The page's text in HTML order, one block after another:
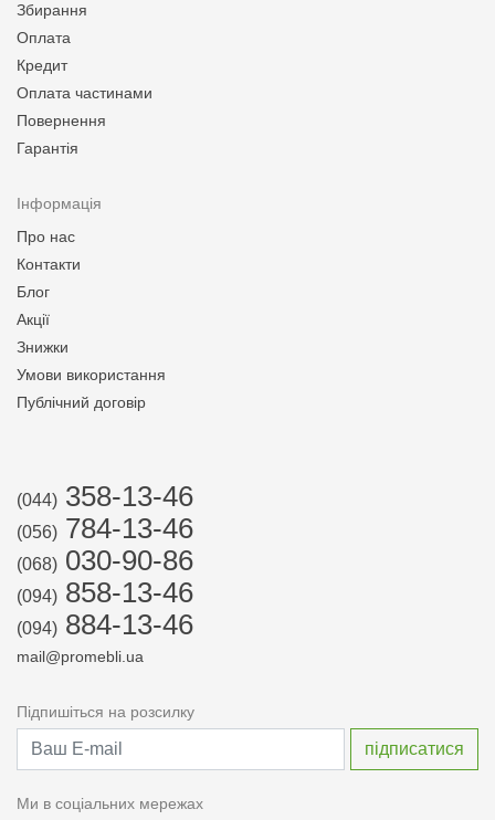
Збирання
Оплата
Кредит
Оплата частинами
Повернення
Гарантія
Інформація
Про нас
Контакти
Блог
Акції
Знижки
Умови використання
Публічний договір
(044) 358-13-46
(056) 784-13-46
(068) 030-90-86
(094) 858-13-46
(094) 884-13-46
mail@promebli.ua
Підпишіться на розсилку
Ми в соціальних мережах